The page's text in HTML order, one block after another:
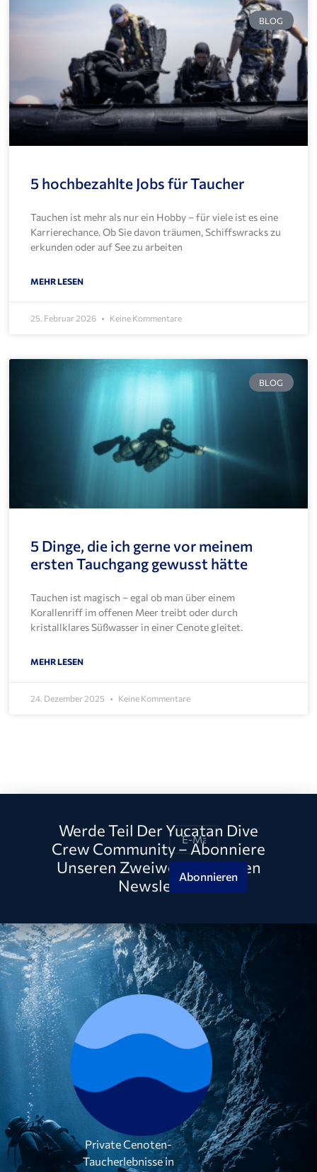
BLOG
5 hochbezahlte Jobs für Taucher
Tauchen ist mehr als nur ein Hobby – für viele ist es eine
Karrierechance. Ob Sie davon träumen, Schiffswracks zu
erkunden oder auf See zu arbeiten
MEHR LESEN
25. Februar 2026 Keine Kommentare
BLOG
5 Dinge, die ich gerne vor meinem
ersten Tauchgang gewusst hätte
Tauchen ist magisch – egal ob man über einem
Korallenriff im offenen Meer treibt oder durch
kristallklares Süßwasser in einer Cenote gleitet.
MEHR LESEN
24. Dezember 2025 Keine Kommentare
Werde Teil Der Yucatan Dive
Crew Community – Abonniere
Unseren Zweiwöchentlichen
NewsletterAbonnieren
Private Cenoten-
Taucherlebnisse in